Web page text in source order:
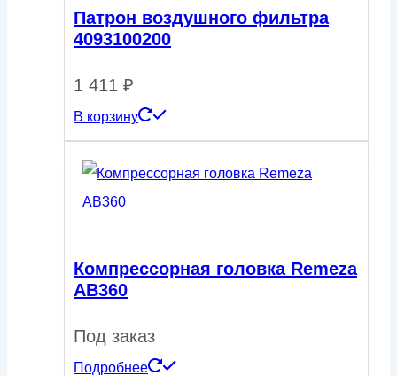
Патрон воздушного фильтра
4093100200
1 411 ₽
В корзину
Компрессорная головка Remeza
AB360
Под заказ
Подробнее